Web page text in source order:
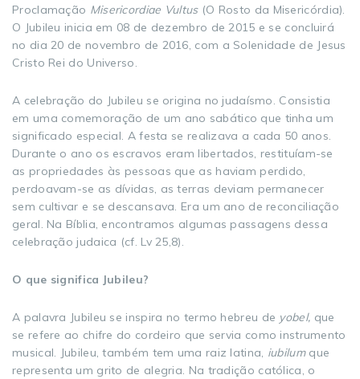
Proclamação Misericordiae Vultus(O Rosto da Misericórdia).
O Jubileu inicia em 08 de dezembro de 2015 e se concluirá
no dia 20 de novembro de 2016, com a Solenidade de Jesus
Cristo Rei do Universo.
A celebração do Jubileu se origina no judaísmo. Consistia
em uma comemoração de um ano sabático que tinha um
significado especial. A festa se realizava a cada 50 anos.
Durante o ano os escravos eram libertados, restituíam-se
as propriedades às pessoas que as haviam perdido,
perdoavam-se as dívidas, as terras deviam permanecer
sem cultivar e se descansava. Era um ano de reconciliação
geral. Na Bíblia, encontramos algumas passagens dessa
celebração judaica (cf. Lv 25,8).
O que significa Jubileu?
A palavra Jubileu se inspira no termo hebreu de yobel, que
se refere ao chifre do cordeiro que servia como instrumento
musical. Jubileu, também tem uma raiz latina, iubilumque
representa um grito de alegria. Na tradição católica, o